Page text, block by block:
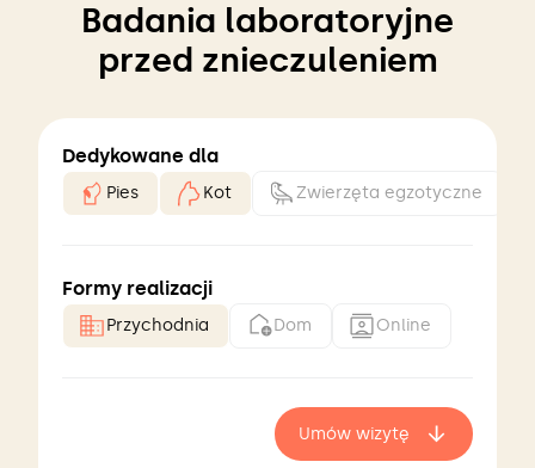
Badania laboratoryjne
przed znieczuleniem
Dedykowane dla
Pies Kot Zwierzęta egzotyczne
Formy realizacji
Przychodnia Dom Online
Umów wizytę